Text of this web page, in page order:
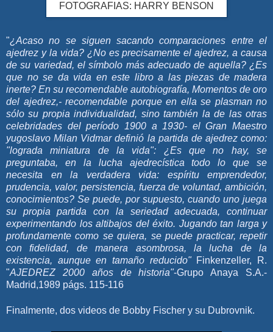
FOTOGRAFIAS: HARRY BENSON
"¿Acaso no se siguen sacando comparaciones entre el
ajedrez y la vida? ¿No es precisamente el ajedrez, a causa
de su variedad, el símbolo más adecuado de aquella? ¿Es
que no se da vida en este libro a las piezas de madera
inerte? En su recomendable autobiografía, Momentos de oro
del ajedrez,- recomendable porque en ella se plasman no
sólo su propia individualidad, sino también la de las otras
celebridades del período 1900 a 1930- el Gran Maestro
yugoslavo Milan Vidmar definió la partida de ajedrez como:
"lograda miniatura de la vida": ¿Es que no hay, se
preguntaba, en la lucha ajedrecística todo lo que se
necesita en la verdadera vida: espíritu emprendedor,
prudencia, valor, persistencia, fuerza de voluntad, ambición,
conocimientos? Se puede, por supuesto, cuando uno juega
su propia partida con la seriedad adecuada, continuar
experimentando los altibajos del éxito. Jugando tan larga y
profundamente como se quiera, se puede practicar, repetir
con fidelidad, de manera asombrosa, la lucha de la
existencia, aunque en tamaño reducido"Finkenzeller, R.
"AJEDREZ 2000 años de historia"-Grupo Anaya S.A.-
Madrid,1989 págs. 115-116
Finalmente, dos videos de Bobby Fischer y su Dubrovnik.